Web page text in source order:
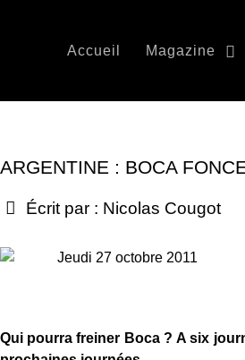
Accueil Magazine
ARGENTINE : BOCA
Écrit par : Nicolas Cougot
Jeudi 27 octobre 2011
Qui pourra freiner Boca ? A six